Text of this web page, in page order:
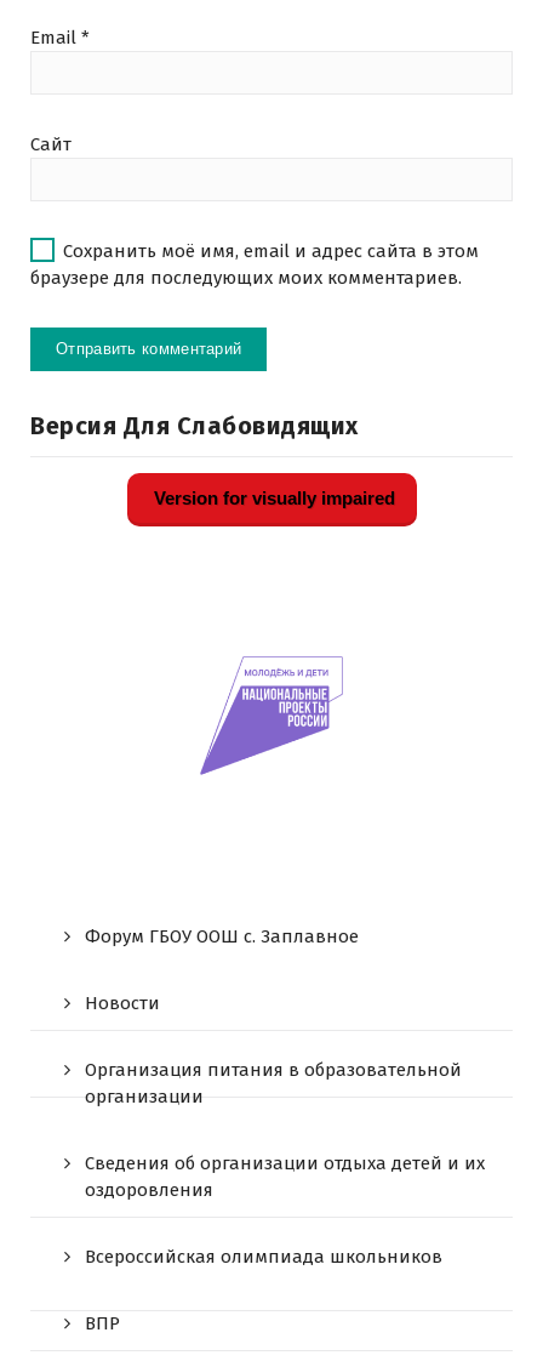
Email *
Сайт
Сохранить моё имя, email и адрес сайта в этом
браузере для последующих моих комментариев.
Версия Для Слабовидящих
Version for visually impaired
Форум ГБОУ ООШ c. Заплавное
Новости
Организация питания в образовательной
организации
Сведения об организации отдыха детей и их
оздоровления
Всероссийская олимпиада школьников
ВПР